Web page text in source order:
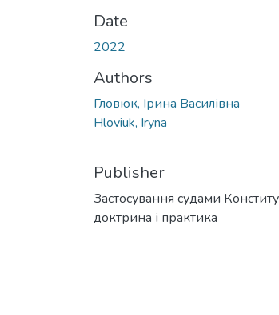
Date
2022
Authors
Гловюк, Ірина Василівна
Hloviuk, Iryna
Publisher
Застосування судами
доктрина і практика